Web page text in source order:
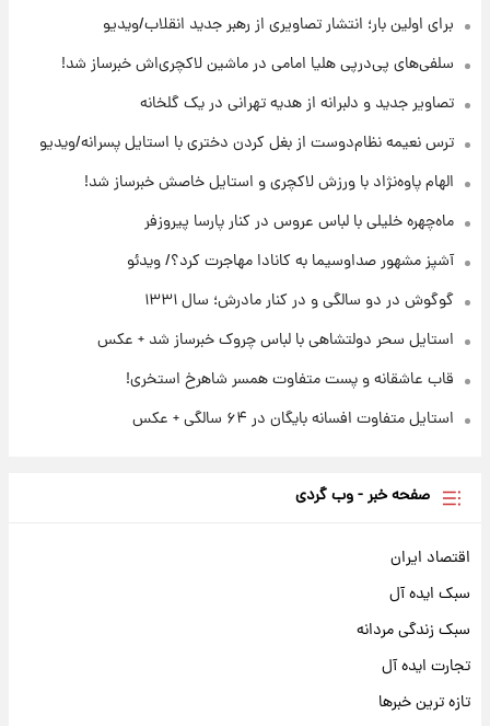
افشای محل پناهگاه‌ رهبر شهید روی آنتن زنده
تلویزیون/ویدیو
۲۲ ساعت پیش
ثریا اسفندیاری بعد از طلاق و در دیدار با گروه
بیتلز
ادعای جنجالی درباره اینفانتینو؛ اتهام پرداخت
برای اولین بار؛ انتشار تصاویری از رهبر جدید انقلاب/ویدیو
سلفی‌های پی‌درپی هلیا امامی در ماشین لاکچری‌اش خبرساز شد!
تصاویر جدید و دلبرانه از هدیه تهرانی در یک گلخانه
ترس نعیمه نظام‌دوست از بغل کردن دختری با استایل پسرانه/ویدیو
الهام پاوه‌نژاد با ورزش لاکچری و استایل خاصش خبرساز شد!
ماه‌چهره خلیلی با لباس عروس در کنار پارسا پیروزفر
آشپز مشهور صداوسیما به کانادا مهاجرت کرد؟/ ویدئو
گوگوش در دو سالگی و در کنار مادرش؛ سال ۱۳۳۱
استایل سحر دولتشاهی با لباس چروک خبرساز شد + عکس
قاب عاشقانه و پست متفاوت همسر شاهرخ استخری!
استایل متفاوت افسانه بایگان در ۶۴ سالگی + عکس
صفحه خبر - وب گردی
اقتصاد ایران
سبک ایده آل
سبک زندگی مردانه
تجارت ایده آل
تازه ترین خبرها